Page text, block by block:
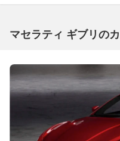
マセラティ ギブリの